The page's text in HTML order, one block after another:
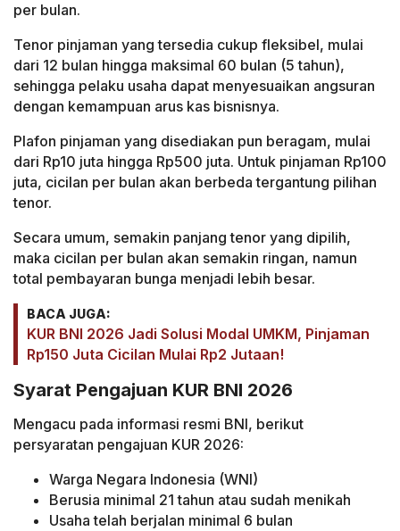
per bulan.
Tenor pinjaman yang tersedia cukup fleksibel, mulai
dari 12 bulan hingga maksimal 60 bulan (5 tahun),
sehingga pelaku usaha dapat menyesuaikan angsuran
dengan kemampuan arus kas bisnisnya.
Plafon pinjaman yang disediakan pun beragam, mulai
dari Rp10 juta hingga Rp500 juta. Untuk pinjaman Rp100
juta, cicilan per bulan akan berbeda tergantung pilihan
tenor.
Secara umum, semakin panjang tenor yang dipilih,
maka cicilan per bulan akan semakin ringan, namun
total pembayaran bunga menjadi lebih besar.
BACA JUGA:
KUR BNI 2026 Jadi Solusi Modal UMKM, Pinjaman
Rp150 Juta Cicilan Mulai Rp2 Jutaan!
Syarat Pengajuan KUR BNI 2026
Mengacu pada informasi resmi BNI, berikut
persyaratan pengajuan KUR 2026:
Warga Negara Indonesia (WNI)
Berusia minimal 21 tahun atau sudah menikah
Usaha telah berjalan minimal 6 bulan